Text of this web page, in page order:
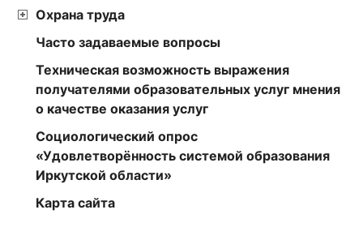
Охрана труда
Часто задаваемые вопросы
Техническая возможность выражения
получателями образовательных услуг мнения
о качестве оказания услуг
Социологический опрос
«Удовлетворённость системой образования
Иркутской области»
Карта сайта